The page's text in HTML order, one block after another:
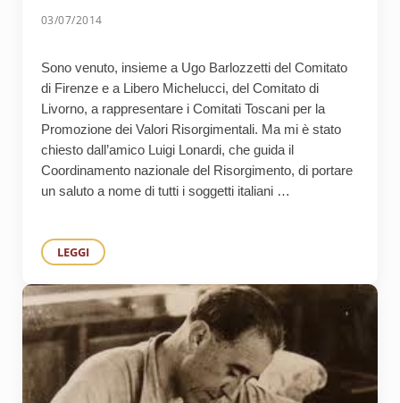
03/07/2014
Sono venuto, insieme a Ugo Barlozzetti del Comitato
di Firenze e a Libero Michelucci, del Comitato di
Livorno, a rappresentare i Comitati Toscani per la
Promozione dei Valori Risorgimentali. Ma mi è stato
chiesto dall’amico Luigi Lonardi, che guida il
Coordinamento nazionale del Risorgimento, di portare
un saluto a nome di tutti i soggetti italiani …
LEGGI
INTERVENTO DI FABIO BERTINI, COORDINATORE DEI